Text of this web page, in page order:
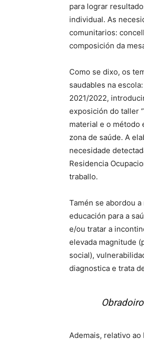
para lograr
individual. As
comunitarios:
composición da
Como se dixo, os
saudables na
2021/2022,
exposición do taller
material e o método
zona de saúde. A
necesidade
Residencia
traballo.
Tamén se abordou
educación para a
e/ou tratar a
elevada magnitude
social),
diagnostica e trata
Ademais, relativo